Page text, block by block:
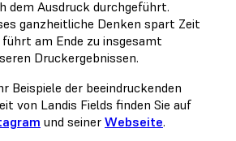
dem Ausdruck durchgeführt.
ganzheitliche Denken spart Zeit
führt am Ende zu insgesamt
Druckergebnissen.
Beispiele der beeindruckenden
von Landis Fields finden Sie auf
und seiner Webseite.